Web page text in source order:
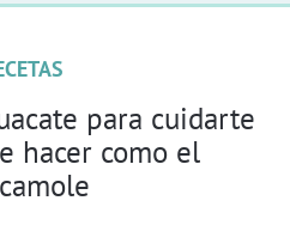
para cuidarte
hacer como el